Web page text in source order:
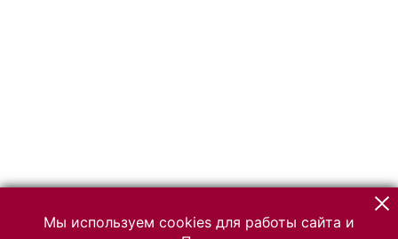
Мы используем cookies для работы сайта и